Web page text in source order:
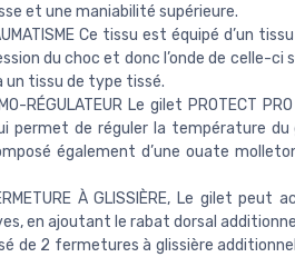
et une maniabilité supérieure.
Ce tissu est équipé d’un
du choc et donc l’onde de celle-
tissu de type tissé.
RÉGULATEUR Le gilet PROTECT
qui permet de réguler la température
également d’une ouate
À GLISSIÈRE, Le gilet
en ajoutant le rabat dorsal
de 2 fermetures à glissière